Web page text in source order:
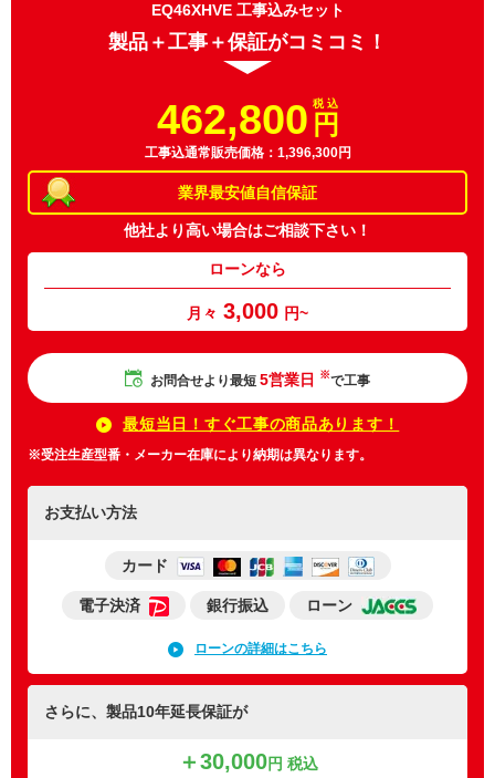
EQ46XHVE 工事込みセット
製品＋工事＋保証がコミコミ！
業界最安値自信保証
他社より高い場合はご相談下さい！
462,800 税 込
円
工事込通常販売価格：1,396,300円
ローンなら
月々 3,000 円~
お問合せより最短 5営業日 ※で工事
最短当日！すぐ工事の商品あります！
※受注生産型番・メーカー在庫により納期は異なります。
お支払い方法
カード
電子決済 銀行振込 ローン
ローンの詳細はこちら
さらに、製品10年延長保証が
＋30,000円 税込